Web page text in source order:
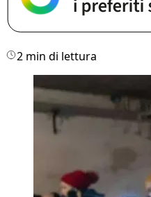
2 min di lettura